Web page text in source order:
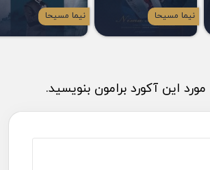
نیما مسیحا نیما مسیحا
این آکورد برامون بنویسید.